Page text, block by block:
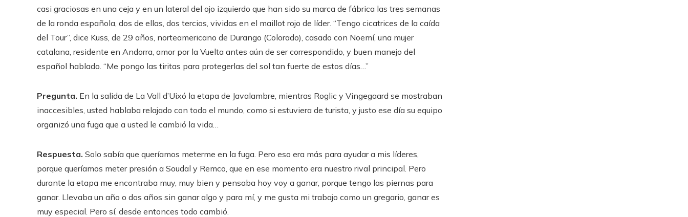
casi graciosas en una ceja y en un lateral del ojo izquierdo que han sido su marca de fábrica las tres semanas
de la ronda española, dos de ellas, dos tercios, vividas en el maillot rojo de líder. “Tengo cicatrices de la caída
del Tour”, dice Kuss, de 29 años, norteamericano de Durango (Colorado), casado con Noemí, una mujer
catalana, residente en Andorra, amor por la Vuelta antes aún de ser correspondido, y buen manejo del
español hablado. “Me pongo las tiritas para protegerlas del sol tan fuerte de estos días…”
Pregunta. En la salida de La Vall d’Uixó la etapa de Javalambre, mientras Roglic y Vingegaard se mostraban
inaccesibles, usted hablaba relajado con todo el mundo, como si estuviera de turista, y justo ese día su equipo
organizó una fuga que a usted le cambió la vida…
Respuesta. Solo sabía que queríamos meterme en la fuga. Pero eso era más para ayudar a mis líderes,
porque queríamos meter presión a Soudal y Remco, que en ese momento era nuestro rival principal. Pero
durante la etapa me encontraba muy, muy bien y pensaba hoy voy a ganar, porque tengo las piernas para
ganar. Llevaba un año o dos años sin ganar algo y para mí, y me gusta mi trabajo como un gregario, ganar es
muy especial. Pero sí, desde entonces todo cambió.